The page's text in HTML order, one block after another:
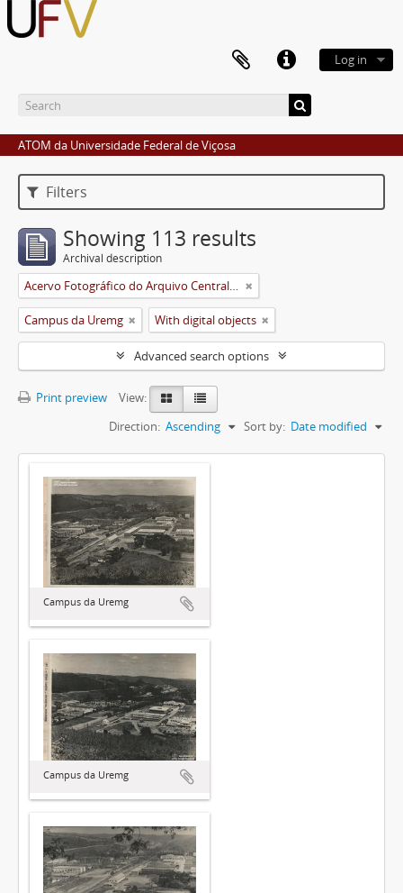
Log in
ATOM da Universidade Federal de Viçosa
Filters
Showing 113 results
Archival description
Acervo Fotográfico do Arquivo Central Histórico da UFV
Campus da Uremg With digital objects
Advanced search options
Print preview
View:
Sort by: Date modified
Direction: Ascending
Campus da Uremg
Campus da Uremg